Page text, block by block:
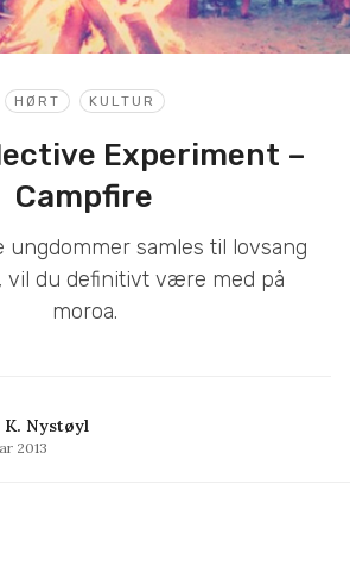
HØRT KULTUR
Experiment –
Campfire
ungdommer samles til lovsang
vil du definitivt være med på
moroa.
K. Nystøyl
2013